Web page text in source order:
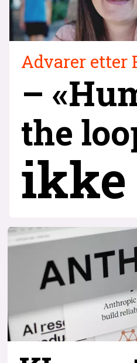
Advarer etter
–
the
ikke